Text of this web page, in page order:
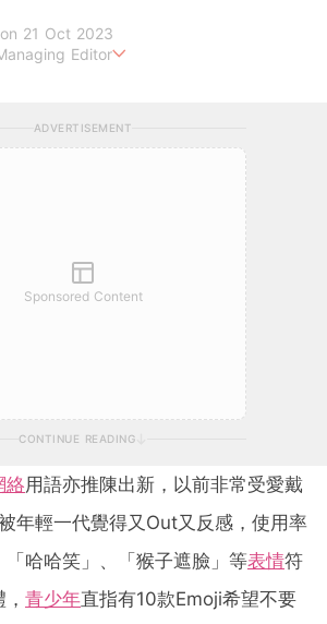
on 21 Oct 2023
Editor
ADVERTISEMENT
Sponsored Content
CONTINUE READING
絡用語亦推陳出新，以前非常受愛戴
年輕一代覺得又Out又反感，使用率
哈哈笑」、「猴子遮臉」等表情符
青少年直指有10款Emoji希望不要